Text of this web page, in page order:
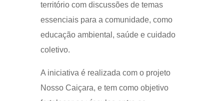
território com discussões de temas
essenciais para a comunidade, como
educação ambiental, saúde e cuidado
coletivo.
A iniciativa é realizada com o projeto
Nosso Caiçara, e tem como objetivo